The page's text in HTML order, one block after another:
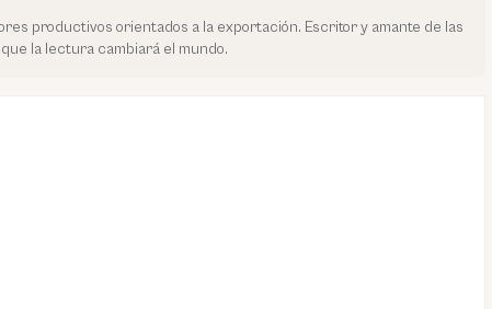
productivos orientados a la exportación. Escritor y amante de las
la lectura cambiará el mundo.